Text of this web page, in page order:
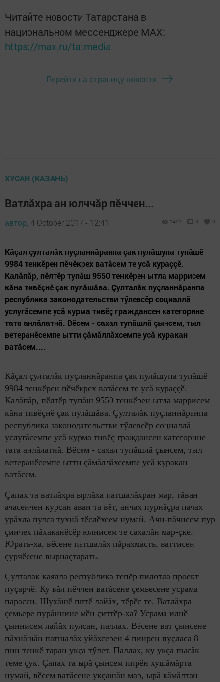
Читайте новости Татарстана в
национальном мессенджере MАХ:
https://max.ru/tatmedia
Перейти на страницу новости
ХУСАН (КАЗАНЬ)
Ватлăхра ан юлччăр пӗччен...
автор, 4 October 2017 - 12:41 1421 0 0
Кăçал çулталăк пуçланнăранпа çак пулăшупа тупăшӗ
9984 тенкӗрен пӗчӗкрех ватăсем те усă кураççӗ.
Калăпăр, пӗлтӗр тупăш 9550 тенкӗрен ытла маррисем
кăна тивӗçнӗ çак пулăшăва. Çулталăк пуçланнăранпа
республика законодательстви тӳлевсӗр социаллă
услугăсемпе усă курма тивӗç граждансен категорине
тата анлăлатнă. Вӗсем - сахал тупăшлă çынсем, тыл
ветеранӗсемпе ытти çăмăллăхсемпе усă куракан
ватăсем....
Кăçал çулталăк пуçланнăранпа çак пулăшупа тупăшӗ
9984 тенкӗрен пӗчӗкрех ватăсем те усă кураççӗ.
Калăпăр, пӗлтӗр тупăш 9550 тенкӗрен ытла маррисем
кăна тивӗçнӗ çак пулăшăва. Çулталăк пуçланнăранпа
республика законодательстви тӳлевсӗр социаллă
услугăсемпе усă курма тивӗç граждансен категорине
тата анлăлатнă. Вӗсем - сахал тупăшлă çынсем, тыл
ветеранӗсемпе ытти çăмăллăхсемпе усă куракан
ватăсем.
Çапах та ватлăхра ырлăха патшалăхран мар, тăван
ачасенчен курсан аван та вӗт, анчах пурнăçра пачах
урăхла пулса тухнă тӗслӗхсем нумай. Ачи-пăчисем пур
çинчех пăхаканӗсӗр юлнисем те сахалăн мар-çке.
Юрать-ха, вӗсене патшалăх пăрахмасть, ваттисен
çурчӗсене вырнаçтарать.
Çулталăк каялла республика тепӗр пилотлă проект
пуçарчӗ. Ку вăл пӗччен ватăсене çемьесене усрама
парасси. Шухăшӗ питӗ лайăх, тӗрӗс те. Ватлăхра
çемьере пурăннине мӗн çиттӗр-ха? Усрама илнӗ
çыннисем лайăх пулсан, паллах. Вӗсене ват çынсене
пăхнăшăн патшалăх уйăхсерен 4 пинрен пуçласа 8
пин тенкӗ таран укçа тӳлет. Паллах, ку укçа пысăк
теме çук. Çапах та ырă çынсем пирӗн хушăмăрта
нумай, вӗсем ватăсене укçашăн мар, ырă кăмăлтан